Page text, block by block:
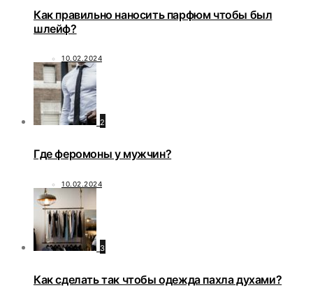
Как правильно наносить парфюм чтобы был
шлейф?
10.02.2024
2
Где феромоны у мужчин?
10.02.2024
3
Как сделать так чтобы одежда пахла духами?